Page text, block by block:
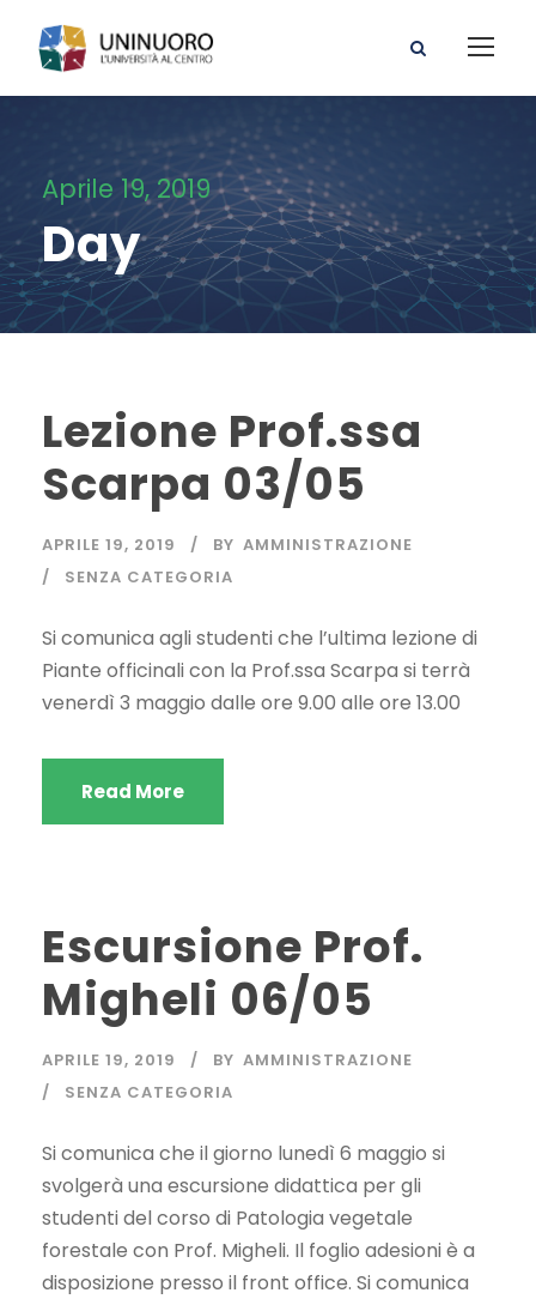
Aprile 19, 2019
Day
Lezione Prof.ssa
Scarpa 03/05
APRILE 19, 2019 BY AMMINISTRAZIONE
SENZA CATEGORIA
Si comunica agli studenti che l’ultima lezione di
Piante officinali con la Prof.ssa Scarpa si terrà
venerdì 3 maggio dalle ore 9.00 alle ore 13.00
Read More
Escursione Prof.
Migheli 06/05
APRILE 19, 2019 BY AMMINISTRAZIONE
SENZA CATEGORIA
Si comunica che il giorno lunedì 6 maggio si
svolgerà una escursione didattica per gli
studenti del corso di Patologia vegetale
forestale con Prof. Migheli. Il foglio adesioni è a
disposizione presso il front office. Si comunica